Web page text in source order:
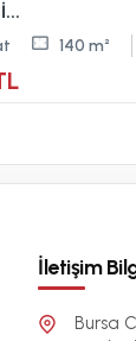
140 m²
İletişim
Bursa